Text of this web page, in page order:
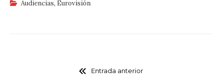
Audiencias, Eurovisión
Entrada anterior